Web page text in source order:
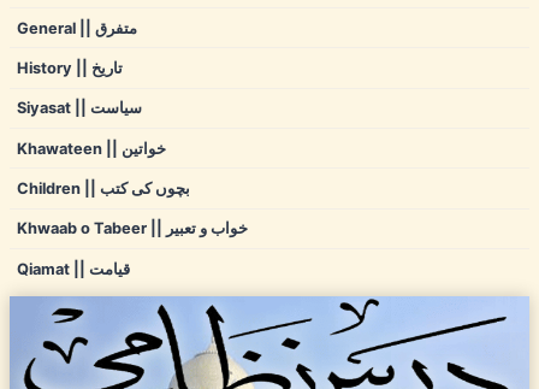
General || متفرق
History || تاریخ
Siyasat || سیاست
Khawateen || خواتین
Children || بچوں کی کتب
Khwaab o Tabeer || خواب و تعبیر
Qiamat || قیامت